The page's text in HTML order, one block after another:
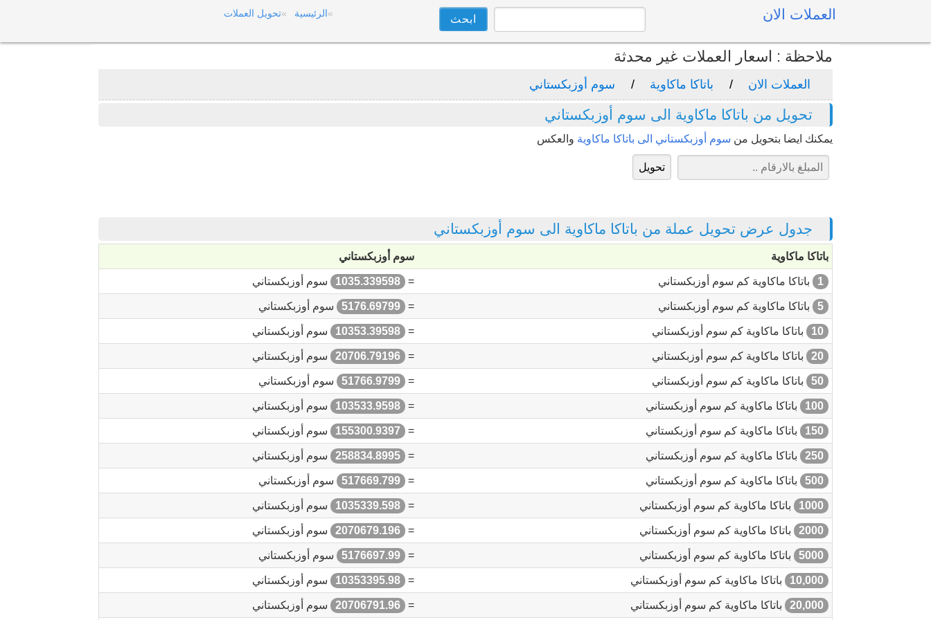
العملات الان الرئيسية تحويل العملات
ملاحظة : اسعار العملات غير محدثة
العملات الان باتاكا ماكاوية سوم أوزبكستاني
تحويل من باتاكا ماكاوية الى سوم أوزبكستاني
يمكنك ايضا بتحويل من سوم أوزبكستاني الى باتاكا ماكاوية والعكس
جدول عرض تحويل عملة من باتاكا ماكاوية الى سوم أوزبكستاني
باتاكا ماكاوية سوم أوزبكستاني
1 باتاكا ماكاوية كم سوم أوزبكستاني =
1035.339598 سوم أوزبكستاني
5 باتاكا ماكاوية كم سوم أوزبكستاني =
5176.69799 سوم أوزبكستاني
10 باتاكا ماكاوية كم سوم أوزبكستاني =
10353.39598 سوم أوزبكستاني
20 باتاكا ماكاوية كم سوم أوزبكستاني =
20706.79196 سوم أوزبكستاني
50 باتاكا ماكاوية كم سوم أوزبكستاني =
51766.9799 سوم أوزبكستاني
100 باتاكا ماكاوية كم سوم أوزبكستاني =
103533.9598 سوم أوزبكستاني
150 باتاكا ماكاوية كم سوم أوزبكستاني =
155300.9397 سوم أوزبكستاني
250 باتاكا ماكاوية كم سوم أوزبكستاني =
258834.8995 سوم أوزبكستاني
500 باتاكا ماكاوية كم سوم أوزبكستاني =
517669.799 سوم أوزبكستاني
1000 باتاكا ماكاوية كم سوم أوزبكستاني =
1035339.598 سوم أوزبكستاني
2000 باتاكا ماكاوية كم سوم أوزبكستاني =
2070679.196 سوم أوزبكستاني
5000 باتاكا ماكاوية كم سوم أوزبكستاني =
5176697.99 سوم أوزبكستاني
10,000 باتاكا ماكاوية كم سوم أوزبكستاني =
10353395.98 سوم أوزبكستاني
20,000 باتاكا ماكاوية كم سوم أوزبكستاني =
20706791.96 سوم أوزبكستاني